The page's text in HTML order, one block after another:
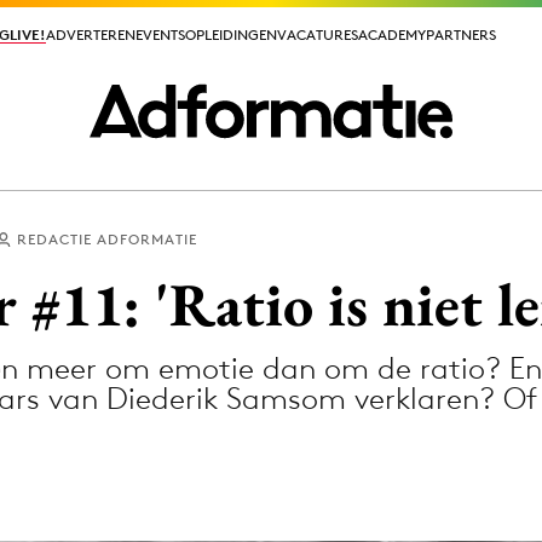
ADVERTERENEVENTSOPLEIDINGENVACATURESACADEMYPARTNERS
ADVERTERENEVENTSOPLEIDINGENVACATURESACADEMYPARTNERS
REDACTIE ADFORMATIE
#11: 'Ratio is niet
meer om emotie dan om de ratio?
van Diederik Samsom verklaren?